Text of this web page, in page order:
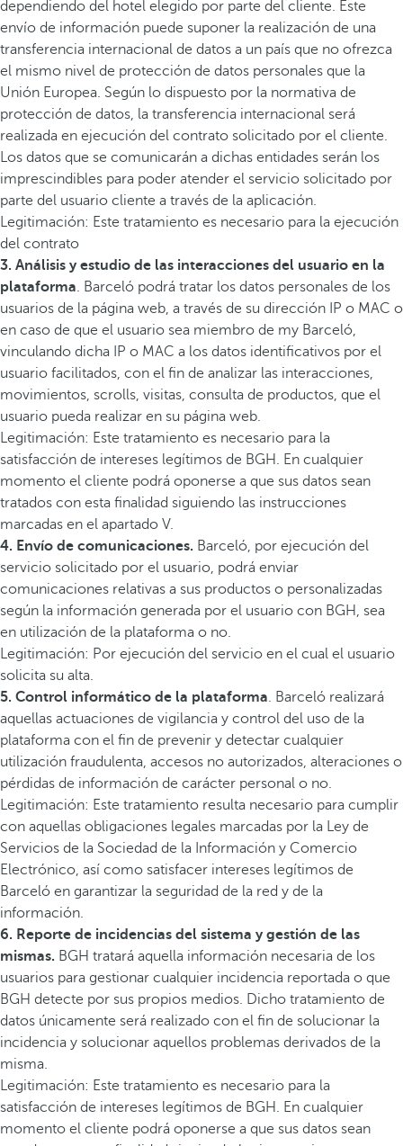
dependiendo del hotel elegido por parte del cliente. Este
envío de información puede suponer la realización de una
transferencia internacional de datos a un país que no ofrezca
el mismo nivel de protección de datos personales que la
Unión Europea. Según lo dispuesto por la normativa de
protección de datos, la transferencia internacional será
realizada en ejecución del contrato solicitado por el cliente.
Los datos que se comunicarán a dichas entidades serán los
imprescindibles para poder atender el servicio solicitado por
parte del usuario cliente a través de la aplicación.
Legitimación: Este tratamiento es necesario para la ejecución
del contrato
3. Análisis y estudio de las interacciones del usuario en la
plataforma. Barceló podrá tratar los datos personales de los
usuarios de la página web, a través de su dirección IP o MAC o
en caso de que el usuario sea miembro de my Barceló,
vinculando dicha IP o MAC a los datos identificativos por el
usuario facilitados, con el fin de analizar las interacciones,
movimientos, scrolls, visitas, consulta de productos, que el
usuario pueda realizar en su página web.
Legitimación: Este tratamiento es necesario para la
satisfacción de intereses legítimos de BGH. En cualquier
momento el cliente podrá oponerse a que sus datos sean
tratados con esta finalidad siguiendo las instrucciones
marcadas en el apartado V.
4. Envío de comunicaciones. Barceló, por ejecución del
servicio solicitado por el usuario, podrá enviar
comunicaciones relativas a sus productos o personalizadas
según la información generada por el usuario con BGH, sea
en utilización de la plataforma o no.
Legitimación: Por ejecución del servicio en el cual el usuario
solicita su alta.
5. Control informático de la plataforma. Barceló realizará
aquellas actuaciones de vigilancia y control del uso de la
plataforma con el fin de prevenir y detectar cualquier
utilización fraudulenta, accesos no autorizados, alteraciones o
pérdidas de información de carácter personal o no.
Legitimación: Este tratamiento resulta necesario para cumplir
con aquellas obligaciones legales marcadas por la Ley de
Servicios de la Sociedad de la Información y Comercio
Electrónico, así como satisfacer intereses legítimos de
Barceló en garantizar la seguridad de la red y de la
información.
6. Reporte de incidencias del sistema y gestión de las
mismas. BGH tratará aquella información necesaria de los
usuarios para gestionar cualquier incidencia reportada o que
BGH detecte por sus propios medios. Dicho tratamiento de
datos únicamente será realizado con el fin de solucionar la
incidencia y solucionar aquellos problemas derivados de la
misma.
Legitimación: Este tratamiento es necesario para la
satisfacción de intereses legítimos de BGH. En cualquier
momento el cliente podrá oponerse a que sus datos sean